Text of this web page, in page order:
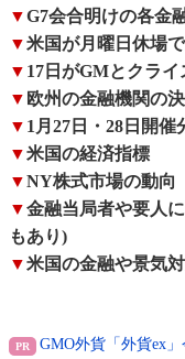
▼G7会合明けの各金
▼米国が月曜日休場
▼ 17日がGMとクラ
▼ 欧州の金融機関の
▼ 1月27日・28日開
▼米国の経済指標
▼NY株式市場の動向
▼金融当局者や要人
もあり)
▼米国の金融や景気
GMO外貨「外貨ex